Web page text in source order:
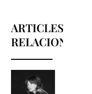
ARTICLES
RELACIONATS